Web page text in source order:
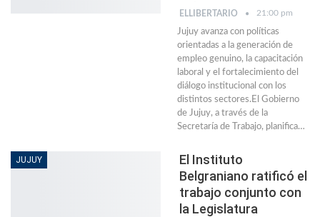
ELLIBERTARIO 21:00 pm
Jujuy avanza con políticas
orientadas a la generación de
empleo genuino, la capacitación
laboral y el fortalecimiento del
diálogo institucional con los
distintos sectores.El Gobierno
de Jujuy, a través de la
Secretaría de Trabajo, planifica…
JUJUY
El Instituto
Belgraniano ratificó el
trabajo conjunto con
la Legislatura